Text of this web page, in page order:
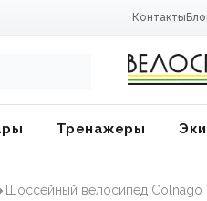
Контакты
Тренажеры
Шоссейный велосипед